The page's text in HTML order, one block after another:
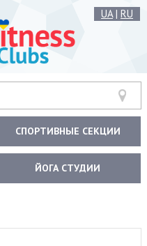
UA| RU
СПОРТИВНЫЕ СЕКЦИИ
ЙОГА СТУДИИ